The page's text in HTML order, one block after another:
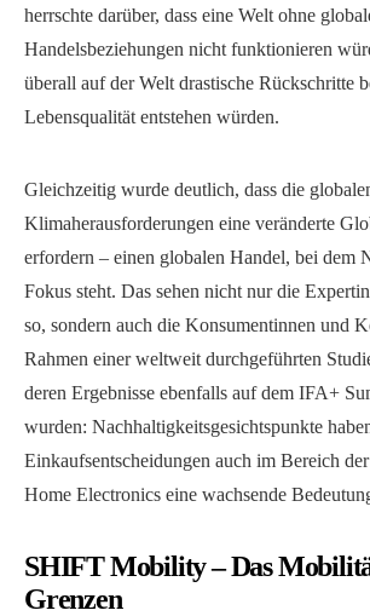
herrschte darüber, dass eine Welt ohne
Handelsbeziehungen nicht funktionieren
überall auf der Welt drastische Rückschritte
Lebensqualität entstehen würden.
Gleichzeitig wurde deutlich, dass die
Klimaherausforderungen eine veränderte
erfordern – einen globalen Handel, bei dem
Fokus steht. Das sehen nicht nur die
so, sondern auch die Konsumentinnen und
Rahmen einer weltweit durchgeführten
deren Ergebnisse ebenfalls auf dem IFA+
wurden: Nachhaltigkeitsgesichtspunkte
Einkaufsentscheidungen auch im Bereich
Home Electronics eine wachsende
SHIFT Mobility – Das
Grenzen